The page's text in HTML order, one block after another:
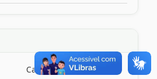
Cargo